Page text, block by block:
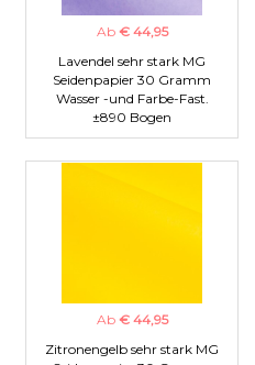
Ab € 44,95
Lavendel sehr stark MG
Seidenpapier 30 Gramm
Wasser -und Farbe-Fast.
±890 Bogen
Ab € 44,95
Zitronengelb sehr stark MG